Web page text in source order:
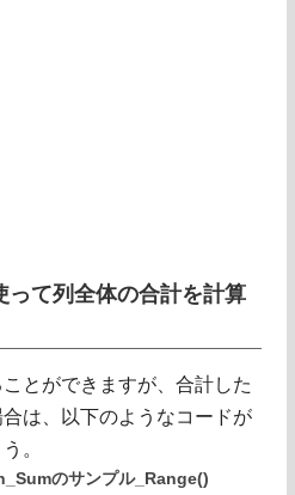
て列全体の合計を計算
とができますが、合計した
は、以下のようなコードが
。
のサンプル_Range()